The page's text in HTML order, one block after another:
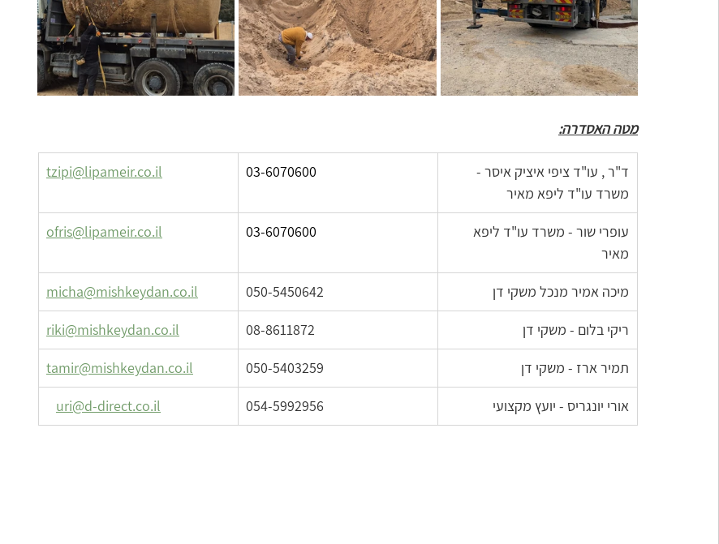
מטה האסדרה:
ד"ר , עו"ד ציפי איציק איסר -
משרד עו"ד ליפא מאיר
03-6070600
tzipi@lipameir.co.il
עופרי שור - משרד עו"ד ליפא
מאיר
03-6070600
ofris@lipameir.co.il
מיכה אמיר מנכל משקי דן 050-5450642
micha@mishkeydan.co.il
ריקי בלום - משקי דן 08-8611872
riki@mishkeydan.co.il
תמיר ארז - משקי דן 050-5403259
tamir@mishkeydan.co.il
אורי יונגריס - יועץ מקצועי 054-5992956
uri@d-direct.co.il